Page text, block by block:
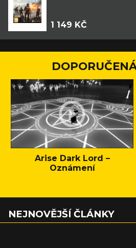
1 149 KČ
Arise Dark Lord –
Oznámení
NEJNOVĚJŠÍ ČLÁNKY